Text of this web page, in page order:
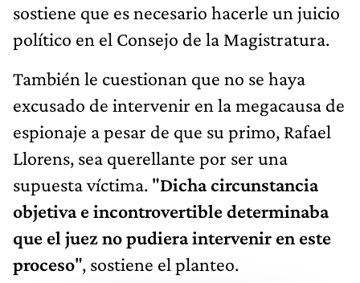
sostiene que es necesario hacerle un juicio
político en el Consejo de la Magistratura.
También le cuestionan que no se haya
excusado de intervenir en la megacausa de
espionaje a pesar de que su primo, Rafael
Llorens, sea querellante por ser una
supuesta víctima. "Dicha circunstancia
objetiva e incontrovertible determinaba
que el juez no pudiera intervenir en este
proceso", sostiene el planteo.